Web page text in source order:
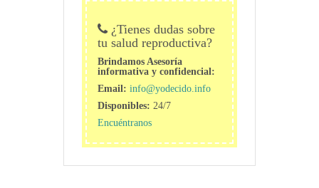
¿Tienes dudas sobre
tu salud reproductiva?
Brindamos Asesoría
informativa y confidencial:
Email: info@yodecido.info
Disponibles: 24/7
Encuéntranos